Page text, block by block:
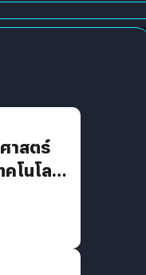
ศาสตร์
โนโลยี